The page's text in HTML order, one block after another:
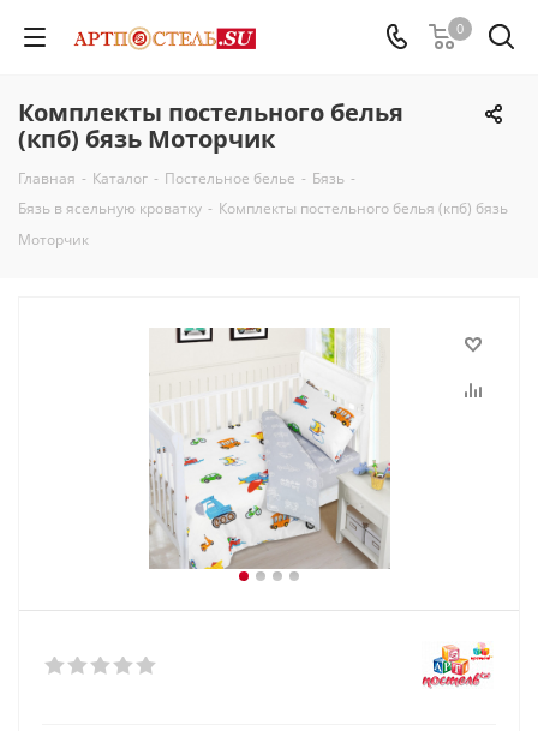
0
Комплекты постельного белья
(кпб) бязь Моторчик
Главная - Каталог - Постельное белье - Бязь -
Бязь в ясельную кроватку - Комплекты постельного белья (кпб) бязь
Моторчик